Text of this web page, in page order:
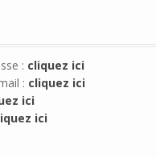
: cliquez ici
: cliquez ici
ici
ici